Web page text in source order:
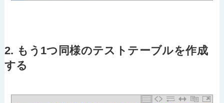
2. もう1つ同様のテストテーブルを作成
する